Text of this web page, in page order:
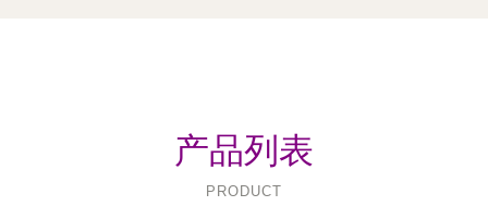
产品列表
PRODUCT